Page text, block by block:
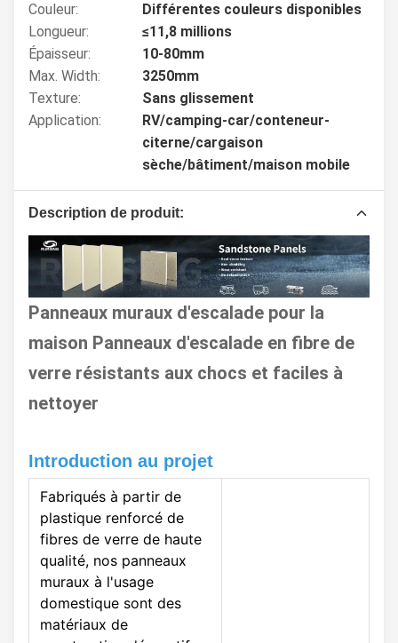
Couleur:
Différentes couleurs disponibles
Longueur:
≤11,8 millions
Épaisseur:
10-80mm
Max. Width:
3250mm
Texture:
Sans glissement
Application:
RV/camping-car/conteneur-
citerne/cargaison
sèche/bâtiment/maison mobile
Description de produit:
Panneaux muraux d'escalade pour la
maison Panneaux d'escalade en fibre de
verre résistants aux chocs et faciles à
nettoyer
Introduction au projet
Fabriqués à partir de
plastique renforcé de
fibres de verre de haute
qualité, nos panneaux
muraux à l'usage
domestique sont des
matériaux de